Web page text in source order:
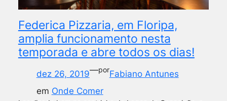
Federica Pizzaria, em Floripa,
amplia funcionamento nesta
temporada e abre todos os dias!
dez 26, 2019—porFabiano Antunes
em Onde Comer